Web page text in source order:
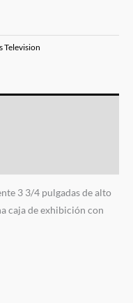
Television
3 3/4 pulgadas de alto
caja de exhibición con